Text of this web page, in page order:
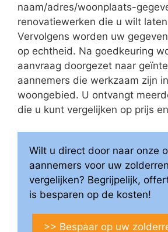
naam/adres/woonplaats-
renovatiewerken die u wilt
Vervolgens worden uw
op echtheid. Na goedkeuring
aanvraag doorgezet naar
aannemers die werkzaam zijn
woongebied. U ontvangt
die u kunt vergelijken op prijs
Wilt u direct door naar onze
aannemers voor uw
vergelijken? Begrijpelijk,
is besparen op de kosten!
>> Bespaar op uw